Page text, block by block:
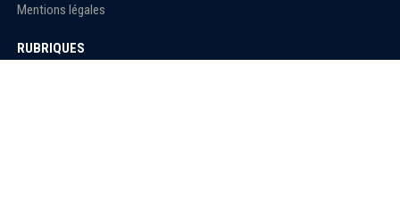
Mentions légales
RUBRIQUES